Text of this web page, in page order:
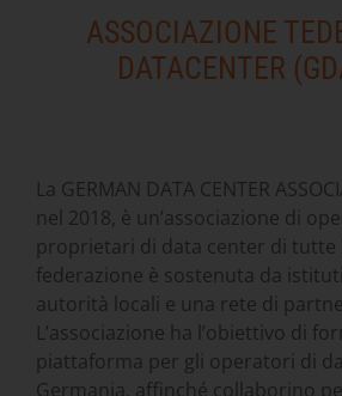
ASSOCIAZIONE
DATACENTER
La GERMAN DATA CENTER
nel 2018, è un’associazione di
proprietari di data center di tutte
federazione è sostenuta da
autorità locali e una rete di
L’associazione ha l’obiettivo di
piattaforma per gli operatori di
Germania, affinché collaborino